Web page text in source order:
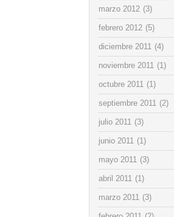
marzo 2012 (3)
febrero 2012 (5)
diciembre 2011 (4)
noviembre 2011 (1)
octubre 2011 (1)
septiembre 2011 (2)
julio 2011 (3)
junio 2011 (1)
mayo 2011 (3)
abril 2011 (1)
marzo 2011 (3)